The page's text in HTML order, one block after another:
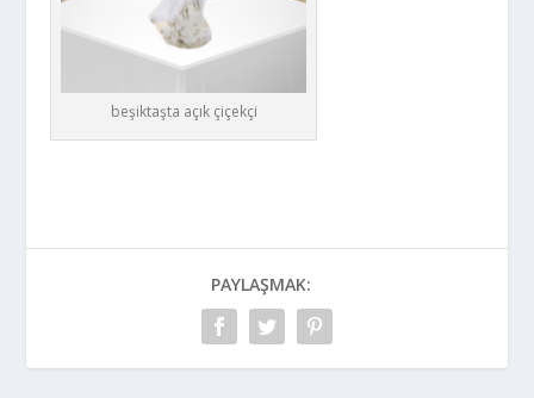
beşiktaşta açık çiçekçi
PAYLAŞMAK: